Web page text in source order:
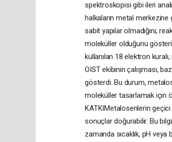
spektroskopisi gibi ileri
halkaların metal merkezine
sabit yapılar olmadığını;
moleküller olduğunu
kullanılan 18 elektron
OIST ekibinin çalışması,
gösterdi. Bu durum,
moleküller tasarlamak için
KATKIMetalosenlerin
sonuçlar doğurabilir. Bu
zamanda sıcaklık, pH veya